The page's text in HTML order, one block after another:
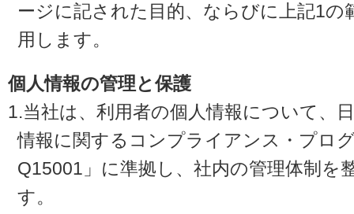
ージに記された目的、ならびに上記1の
用します。
個人情報の管理と保護
1.当社は、利用者の個人情報について、
情報に関するコンプライアンス・プロ
Q15001」に準拠し、社内の管理体制を
す。